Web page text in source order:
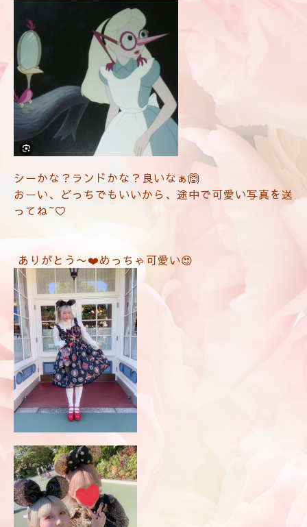
シーかな？ランドかな？良いなぁ🙆
おーい、どっちでもいいから、途中で可愛い写真を送
ってね~♡
ありがとう〜❤️めっちゃ可愛い😍